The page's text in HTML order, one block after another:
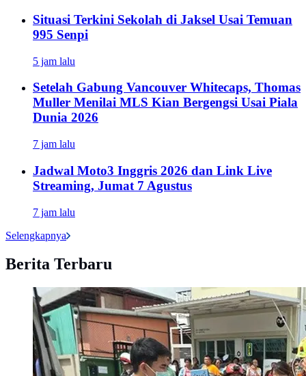
Situasi Terkini Sekolah di Jaksel Usai Temuan
995 Senpi
5 jam lalu
Setelah Gabung Vancouver Whitecaps, Thomas
Muller Menilai MLS Kian Bergengsi Usai Piala
Dunia 2026
7 jam lalu
Jadwal Moto3 Inggris 2026 dan Link Live
Streaming, Jumat 7 Agustus
7 jam lalu
Selengkapnya
Berita Terbaru